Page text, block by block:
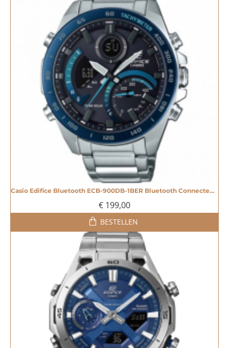
Casio Edifice Bluetooth ECB-900DB-1BER Bluetooth Connected horloge - 605189
€ 199,00
BESTELLEN